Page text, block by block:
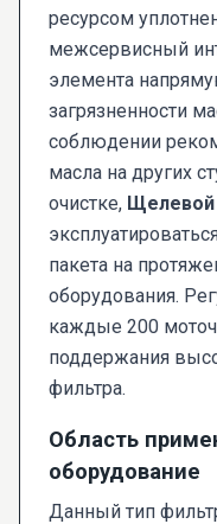
ресурсом
межсервисный
элемента
загрязненности
соблюдении
масла на других
очистке, Щелевой
пакета на
оборудования.
каждые 200
поддержания
фильтра.
Область
оборудование
Данный тип